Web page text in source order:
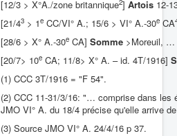
[12/3 > X°A./zone britannique2] Artois 12-
[21/43 > 1e CC/VI° A.; 15/6 > VI° A.-30e CA
[28/6 > X° A.-30e CA] Somme >Moreuil, …
[20/7> 10e CA; 11/8> X° A. – id. 4T/1916]
(1) CCC 3T/1916 = "F 54".
(2) CCC 11-31/3/16: "… comprise dans les
JMO VI° A. du 18/4 précise qu'elle arrive
(3) Source JMO VI° A. 24/4/16 p 37.